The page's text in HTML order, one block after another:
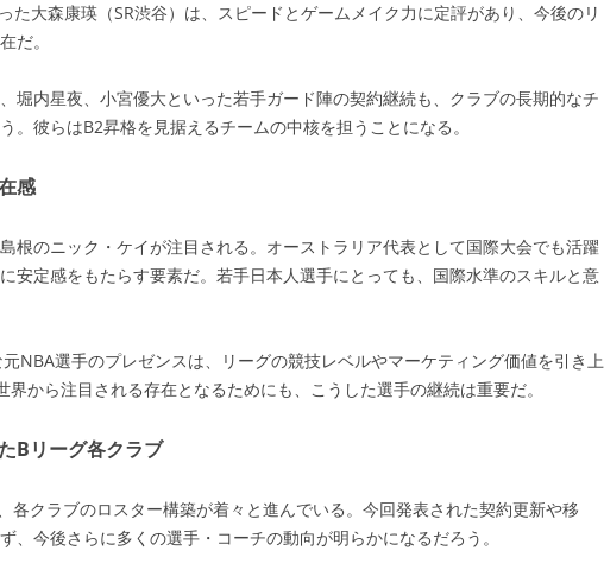
た大森康瑛（SR渋谷）は、スピードとゲームメイク力に定評があり、今後のリ
だ。
堀内星夜、小宮優大といった若手ガード陣の契約継続も、クラブの長期的なチ
。彼らはB2昇格を見据えるチームの中核を担うことになる。
感
根のニック・ケイが注目される。オーストラリア代表として国際大会でも活躍
安定感をもたらす要素だ。若手日本人選手にとっても、国際水準のスキルと意
NBA選手のプレゼンスは、リーグの競技レベルやマーケティング価値を引き上
から注目される存在となるためにも、こうした選手の継続は重要だ。
Bリーグ各クラブ
各クラブのロスター構築が着々と進んでいる。今回発表された契約更新や移
、今後さらに多くの選手・コーチの動向が明らかになるだろう。